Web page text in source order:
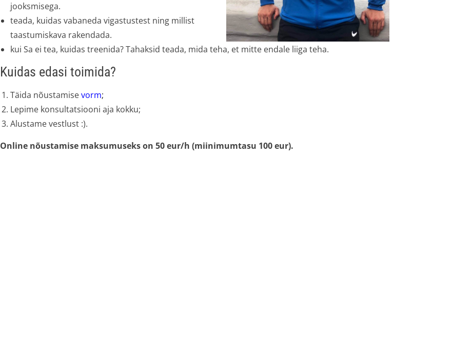
jooksmisega.
teada, kuidas vabaneda vigastustest ning millist
taastumiskava rakendada.
kui Sa ei tea, kuidas treenida? Tahaksid teada, mida teha, et mitte endale liiga teha.
Kuidas edasi toimida?
Täida nõustamisevorm;
Lepime konsultatsiooni aja kokku;
Alustame vestlust :).
Online nõustamise maksumuseks on 50 eur/h (miinimumtasu 100 eur).